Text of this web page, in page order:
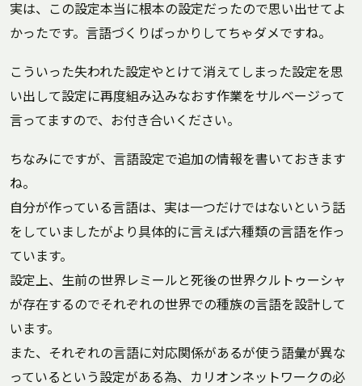
実は、この設定本当に根本の設定だったので思い出せてよ
かったです。言語づくりばっかりしてちゃダメですね。
こういった失われた設定やとけて消えてしまった設定を思
い出して設定に再度組み込みなおす作業をサルベージって
言ってますので、お付き合いください。
ちなみにですが、言語設定で追加の情報を書いておきます
ね。
自分が作っている言語は、実は一つだけではないという話
をしていましたがより具体的に言えば六種類の言語を作っ
ています。
設定上、生前の世界レミールと死後の世界クルトゥーシャ
が存在するのでそれぞれの世界での種族の言語を設計して
います。
また、それぞれの言語に対応関係があるが使う語彙が異な
っているという設定がある為、カリオンネットワークの必